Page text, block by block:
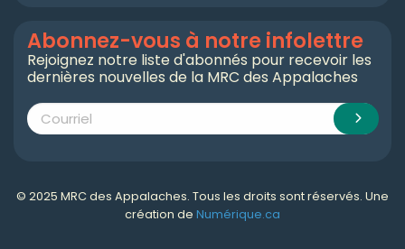
Abonnez-vous à notre infolettre
Rejoignez notre liste d'abonnés pour recevoir les
dernières nouvelles de la MRC des Appalaches
© 2025 MRC des Appalaches. Tous les droits sont réservés. Une
création de Numérique.ca